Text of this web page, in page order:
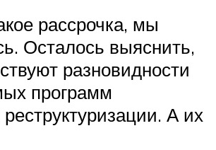
рассрочка, мы
Осталось выяснить,
разновидности
программ
реструктуризации. А их